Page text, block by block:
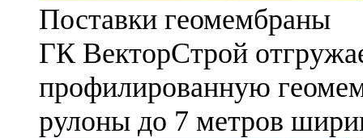
Поставки геомембраны
ГК ВекторСтрой
профилированную
рулоны до 7 метров